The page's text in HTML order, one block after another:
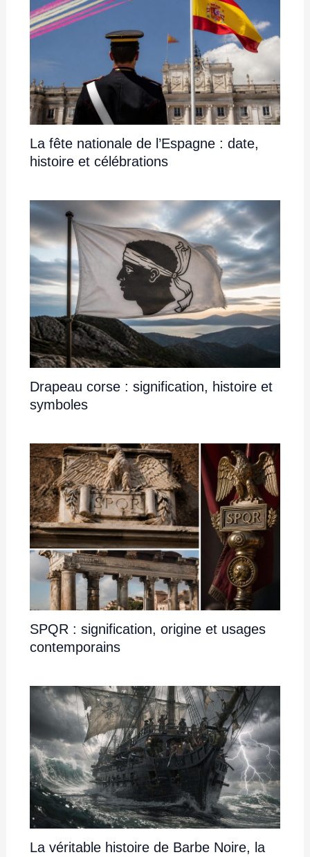
La fête nationale de l’Espagne : date,
histoire et célébrations
Drapeau corse : signification, histoire et
symboles
SPQR : signification, origine et usages
contemporains
La véritable histoire de Barbe Noire, la